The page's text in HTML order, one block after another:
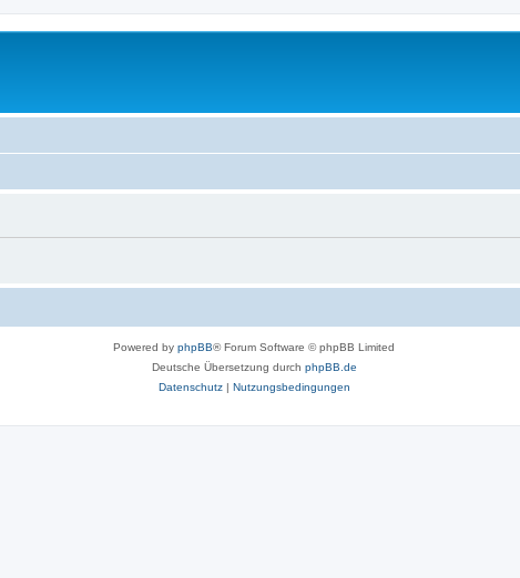
Powered by phpBB® Forum Software © phpBB Limited
Deutsche Übersetzung durch phpBB.de
Datenschutz| Nutzungsbedingungen